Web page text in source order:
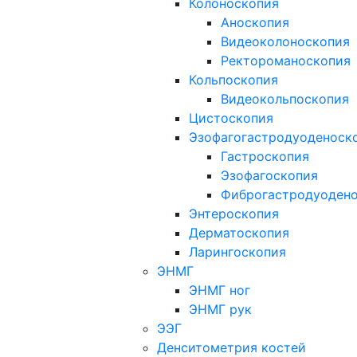
Колоноскопия
Аноскопия
Видеоколоноскопия
Ректороманоскопия
Кольпоскопия
Видеокольпоскопия
Цистоскопия
Гастроскопия
Эзофагоскопия
Энтероскопия
Дерматоскопия
Ларингоскопия
ЭНМГ
ЭНМГ ног
ЭНМГ рук
ЭЭГ
Денситометрия костей